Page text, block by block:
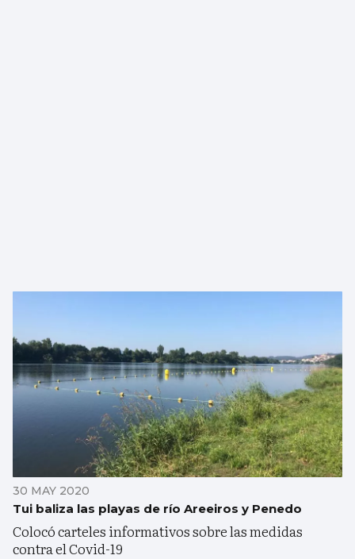
30 MAY 2020
Tui baliza las playas de río Areeiros y Penedo
Colocó carteles informativos sobre las medidas
contra el Covid-19